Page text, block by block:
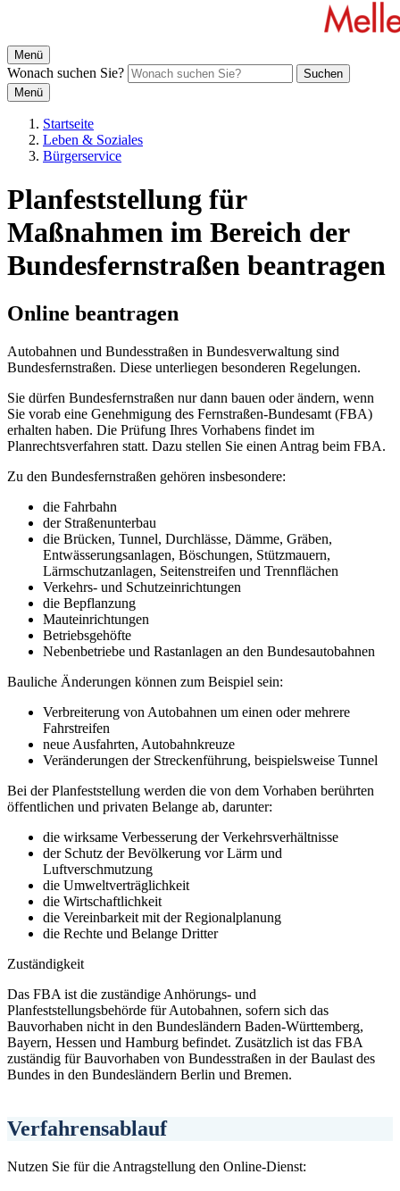
Menü
Wonach suchen Sie?
Suchen
Menü
Startseite
Leben & Soziales
Bürgerservice
Planfeststellung für
Maßnahmen im Bereich der
Bundesfernstraßen beantragen
Online beantragen
Autobahnen und Bundesstraßen in Bundesverwaltung sind
Bundesfernstraßen. Diese unterliegen besonderen Regelungen.
Sie dürfen Bundesfernstraßen nur dann bauen oder ändern, wenn
Sie vorab eine Genehmigung des Fernstraßen-Bundesamt (FBA)
erhalten haben. Die Prüfung Ihres Vorhabens findet im
Planrechtsverfahren statt. Dazu stellen Sie einen Antrag beim FBA.
Zu den Bundesfernstraßen gehören insbesondere:
die Fahrbahn
der Straßenunterbau
die Brücken, Tunnel, Durchlässe, Dämme, Gräben,
Entwässerungsanlagen, Böschungen, Stützmauern,
Lärmschutzanlagen, Seitenstreifen und Trennflächen
Verkehrs- und Schutzeinrichtungen
die Bepflanzung
Mauteinrichtungen
Betriebsgehöfte
Nebenbetriebe und Rastanlagen an den Bundesautobahnen
Bauliche Änderungen können zum Beispiel sein:
Verbreiterung von Autobahnen um einen oder mehrere
Fahrstreifen
neue Ausfahrten, Autobahnkreuze
Veränderungen der Streckenführung, beispielsweise Tunnel
Bei der Planfeststellung werden die von dem Vorhaben berührten
öffentlichen und privaten Belange ab, darunter:
die wirksame Verbesserung der Verkehrsverhältnisse
der Schutz der Bevölkerung vor Lärm und
Luftverschmutzung
die Umweltverträglichkeit
die Wirtschaftlichkeit
die Vereinbarkeit mit der Regionalplanung
die Rechte und Belange Dritter
Zuständigkeit
Das FBA ist die zuständige Anhörungs- und
Planfeststellungsbehörde für Autobahnen, sofern sich das
Bauvorhaben nicht in den Bundesländern Baden-Württemberg,
Bayern, Hessen und Hamburg befindet. Zusätzlich ist das FBA
zuständig für Bauvorhaben von Bundesstraßen in der Baulast des
Bundes in den Bundesländern Berlin und Bremen.
Verfahrensablauf
Nutzen Sie für die Antragstellung den Online-Dienst: